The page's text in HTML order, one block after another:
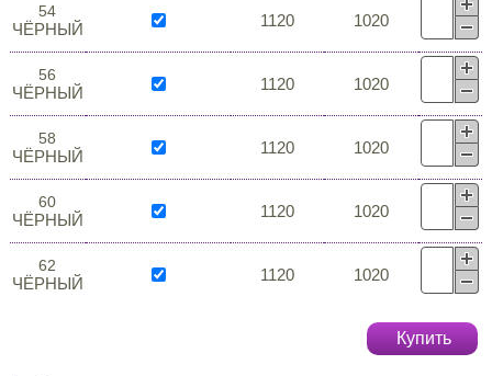
54
ЧЁРНЫЙ 1120 1020
56
ЧЁРНЫЙ 1120 1020
58
ЧЁРНЫЙ 1120 1020
60
ЧЁРНЫЙ 1120 1020
62
ЧЁРНЫЙ 1120 1020
Купить